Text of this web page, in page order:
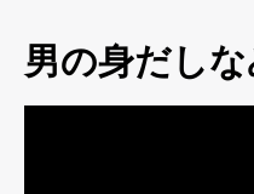
男の身だしな